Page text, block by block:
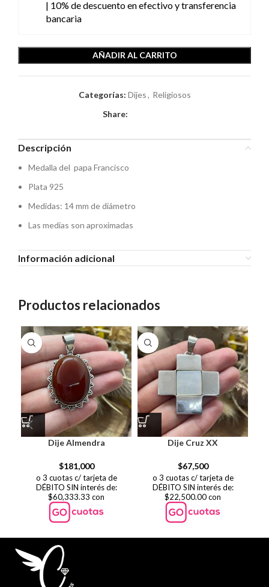
| 10% de descuentoen efectivo y transferencia
bancaria
AÑADIR AL CARRITO
Categorías: Dijes, Religiosos
Share:
Descripción
Medalla del papa Francisco
Plata 925
Medidas: 14 mm de diámetro
Las medias son aproximadas
Información adicional
Productos relacionados
Dije Almendra
$181,000
o 3 cuotas c/ tarjeta de
DÉBITO SIN interés de:
$60,333.33 con
Dije Cruz XX
$67,500
o 3 cuotas c/ tarjeta de
DÉBITO SIN interés de:
$22,500.00 con